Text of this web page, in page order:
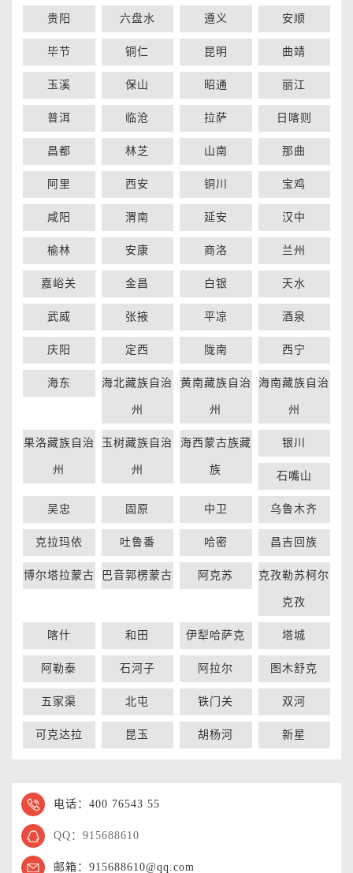
贵阳 六盘水 遵义 安顺
毕节 铜仁 昆明 曲靖
玉溪 保山 昭通 丽江
普洱 临沧 拉萨 日喀则
昌都 林芝 山南 那曲
阿里 西安 铜川 宝鸡
咸阳 渭南 延安 汉中
榆林 安康 商洛 兰州
嘉峪关 金昌 白银 天水
武威 张掖 平凉 酒泉
庆阳 定西 陇南 西宁
海东 海北藏族自治
州
黄南藏族自治
州
海南藏族自治
州
果洛藏族自治
州
玉树藏族自治
州
海西蒙古族藏
族
银川
石嘴山
吴忠 固原 中卫 乌鲁木齐
克拉玛依 吐鲁番 哈密 昌吉回族
博尔塔拉蒙古 巴音郭楞蒙古 阿克苏 克孜勒苏柯尔
克孜
喀什 和田 伊犁哈萨克 塔城
阿勒泰 石河子 阿拉尔 图木舒克
五家渠 北屯 铁门关 双河
可克达拉 昆玉 胡杨河 新星
电话：400 76543 55
QQ：915688610
邮箱：915688610@qq.com